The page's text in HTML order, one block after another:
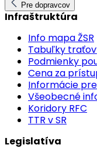
Pre dopravcov
Infraštruktúra
Info mapa ŽSR
Tabuľky
Podmienky
Cena za
Informácie
Všeobecné
Koridory RFC
TTR v SR
Legislatíva